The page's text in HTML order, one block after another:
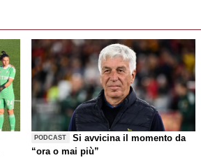
PODCAST
Si avvicina il momento da
“ora o mai più”